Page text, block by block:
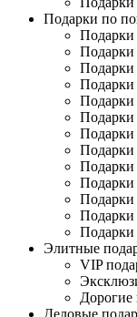
Подарки по
Подарки
Подарки
Подарки
Подарки
Подарки
Подарки
Подарки
Подарки
Подарки
Элитные
VIP
Дорогие
Деловые